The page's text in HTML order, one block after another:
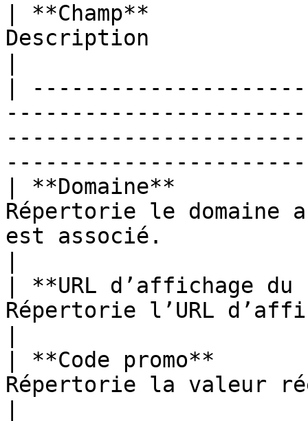
| **Champ**
Description
|
| **Domaine**
Répertorie le domaine
est associé.
| **URL d’affichage
Répertorie l’URL
| **Code promo**
Répertorie la valeur